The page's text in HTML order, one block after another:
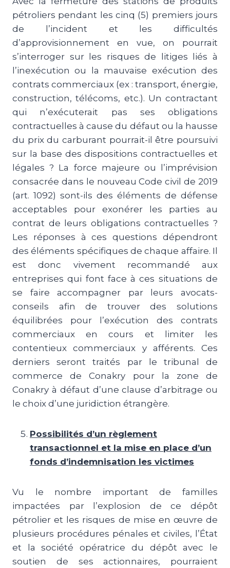
pétroliers pendant les cinq (5) premiers jours
de l’incident et les difficultés
d’approvisionnement en vue, on pourrait
s’interroger sur les risques de litiges liés à
l’inexécution ou la mauvaise exécution des
contrats commerciaux (ex : transport, énergie,
construction, télécoms, etc.). Un contractant
qui n’exécuterait pas ses obligations
contractuelles à cause du défaut ou la hausse
du prix du carburant pourrait-il être poursuivi
sur la base des dispositions contractuelles et
légales ? La force majeure ou l’imprévision
consacrée dans le nouveau Code civil de 2019
(art. 1092) sont-ils des éléments de défense
acceptables pour exonérer les parties au
contrat de leurs obligations contractuelles ?
Les réponses à ces questions dépendront
des éléments spécifiques de chaque affaire. Il
est donc vivement recommandé aux
entreprises qui font face à ces situations de
se faire accompagner par leurs avocats-
conseils afin de trouver des solutions
équilibrées pour l’exécution des contrats
commerciaux en cours et limiter les
contentieux commerciaux y afférents. Ces
derniers seront traités par le tribunal de
commerce de Conakry pour la zone de
Conakry à défaut d’une clause d’arbitrage ou
le choix d’une juridiction étrangère.
Possibilités d’un règlement
transactionnel et la mise en place d’un
fonds d’indemnisation les victimes
Vu le nombre important de familles
impactées par l’explosion de ce dépôt
pétrolier et les risques de mise en œuvre de
plusieurs procédures pénales et civiles, l’État
et la société opératrice du dépôt avec le
soutien de ses actionnaires, pourraient